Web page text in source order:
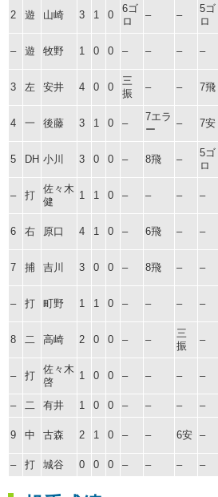
2 遊 山崎 3 1 0
6ゴ
ロ
– –
5ゴ
ロ
– 遊 牧野 1 0 0 – – – –
3 左 安井 4 0 0
三
振
– – 7飛
4 一 後藤 3 1 0 –
7エラ
ー
– 7安
5 DH 小川 3 0 0 – 8飛 –
5ゴ
ロ
– 打
佐々木
健
1 1 0 – – – –
6 右 原口 4 1 0 – 6飛 – –
7 捕 吉川 3 0 0 – 8飛 – –
– 打 町野 1 1 0 – – – –
8 二 高崎 2 0 0 – –
三
振
–
– 打
佐々木
啓
1 0 0 – – – –
– 二 有井 1 0 0 – – – –
9 中 古森 2 1 0 – – 6安 –
– 打 城谷 0 0 0 – – – –